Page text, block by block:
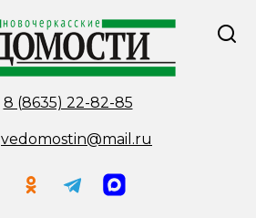
8 (8635) 22-82-85
vedomostin@mail.ru